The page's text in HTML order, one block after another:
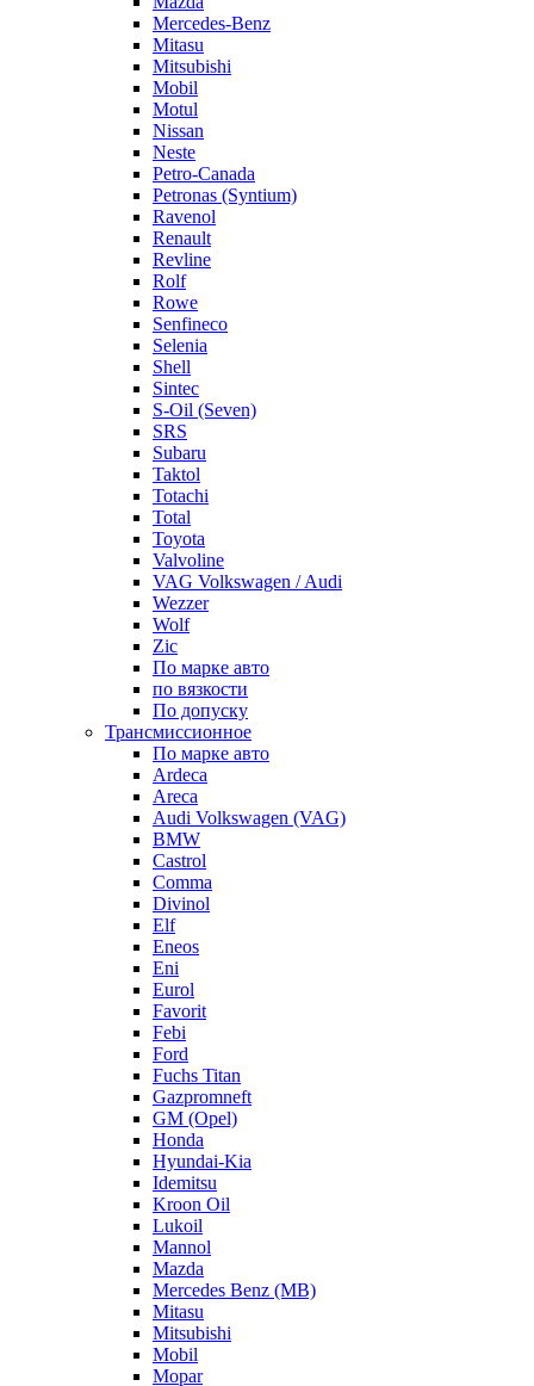
Mercedes-Benz
Mitasu
Mitsubishi
Mobil
Motul
Nissan
Neste
Petro-Canada
Petronas (Syntium)
Ravenol
Renault
Revline
Rolf
Rowe
Senfineco
Selenia
Shell
Sintec
S-Oil (Seven)
SRS
Subaru
Taktol
Totachi
Total
Toyota
Valvoline
VAG Volkswagen / Audi
Wezzer
Wolf
Zic
По марке авто
по вязкости
По допуску
Трансмиссионное
По марке авто
Ardeca
Areca
Audi Volkswagen (VAG)
BMW
Castrol
Comma
Divinol
Elf
Eneos
Eni
Eurol
Favorit
Febi
Ford
Fuchs Titan
Gazpromneft
GM (Opel)
Honda
Hyundai-Kia
Idemitsu
Kroon Oil
Lukoil
Mannol
Mazda
Mercedes Benz (MB)
Mitasu
Mitsubishi
Mobil
Mopar